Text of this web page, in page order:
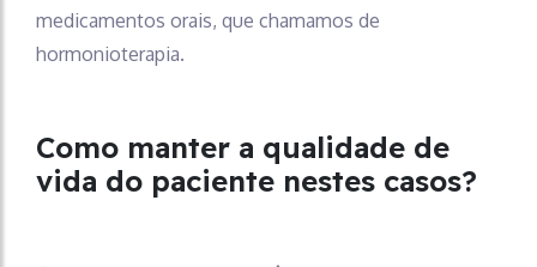
medicamentos orais, que chamamos de
hormonioterapia.
Como manter a qualidade de
vida do paciente nestes casos?